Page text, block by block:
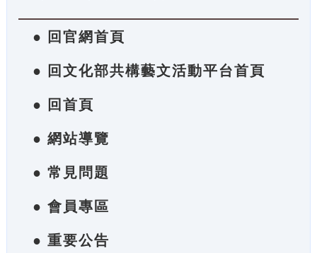
● 回官網首頁
● 回文化部共構藝文活動平台首頁
● 回首頁
● 網站導覽
● 常見問題
● 會員專區
● 重要公告